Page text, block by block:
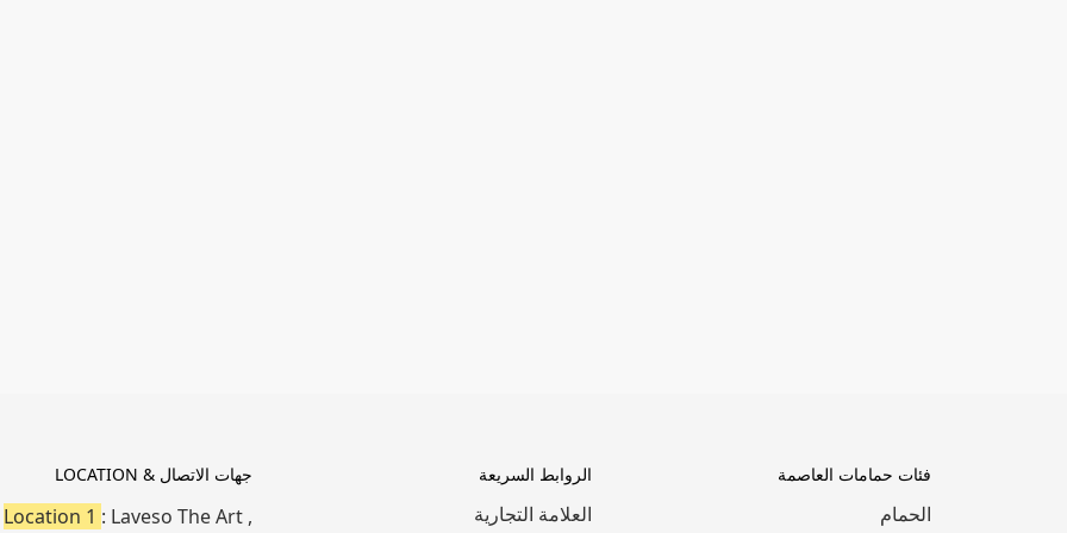
فئات حمامات العاصمة
الحمام
الروابط السريعة
العلامة التجارية
جهات الاتصال & LOCATION
Location 1 : Laveso The Art ,